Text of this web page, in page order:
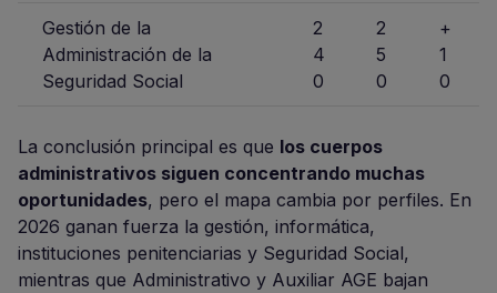
Gestión de la
Administración de la
Seguridad Social
2
4
0
2
5
0
+
1
0
La conclusión principal es que los cuerpos
administrativos siguen concentrando muchas
oportunidades, pero el mapa cambia por perfiles. En
2026 ganan fuerza la gestión, informática,
instituciones penitenciarias y Seguridad Social,
mientras que Administrativo y Auxiliar AGE bajan